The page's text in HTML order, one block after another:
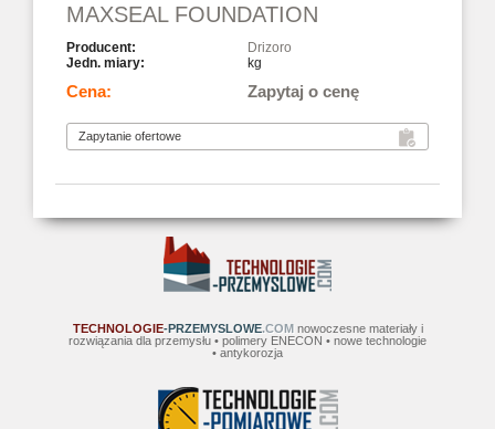
MAXSEAL FOUNDATION
Drizoro
kg
Zapytaj o cenę
TECHNOLOGIE-PRZEMYSLOWE.COMnowoczesne materiały i
rozwiązania dla przemysłu • polimery ENECON • nowe technologie
• antykorozja